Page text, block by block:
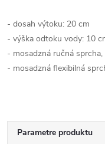
- dosah výtoku: 20 cm
- výška odtoku vody: 10
- mosadzná ručná
- mosadzná flexibilná
Parametre produktu